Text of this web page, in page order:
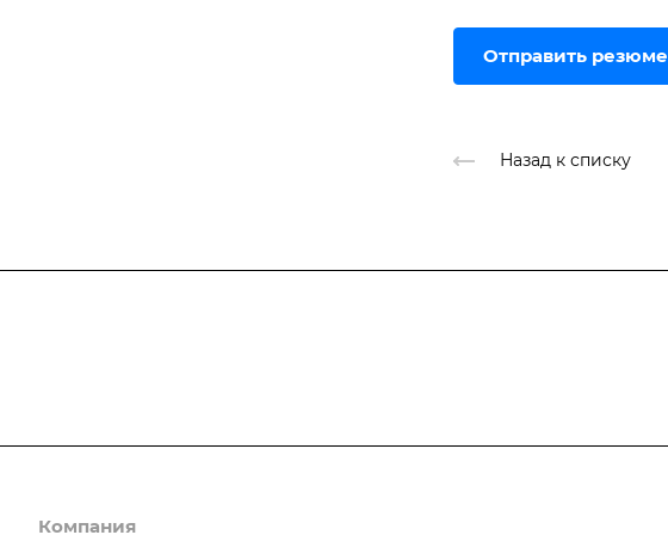
Отправить резюме
Назад к списку
Компания